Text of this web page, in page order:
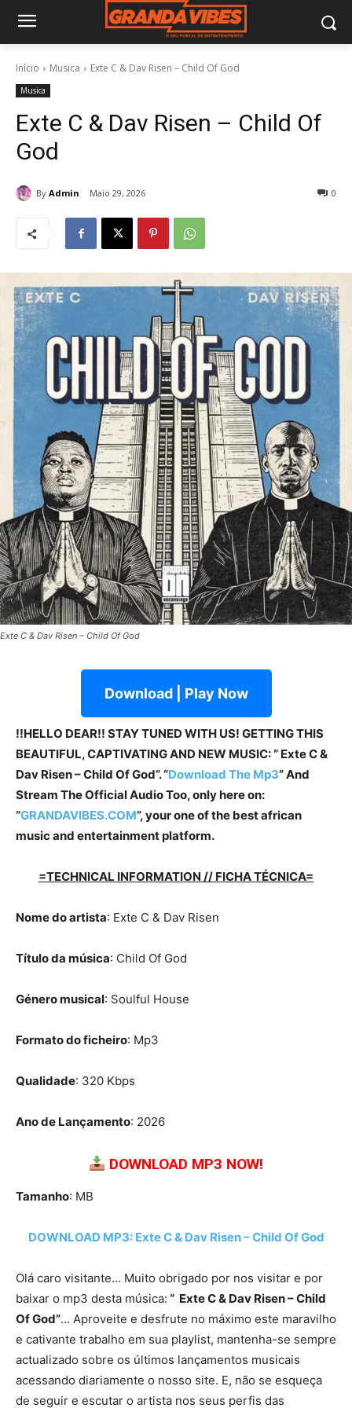
Início Musica Exte C & Dav Risen – Child Of God
Musica
Exte C & Dav Risen – Child Of
God
By Admin Maio 29, 2026 0
Exte C & Dav Risen – Child Of God
Download | Play Now
!!HELLO DEAR!! STAY TUNED WITH US! GETTING THIS
BEAUTIFUL, CAPTIVATING AND NEW MUSIC: “ Exte C &
Dav Risen – Child Of God”. “Download The Mp3”And
Stream The Official Audio Too, only here on:
“GRANDAVIBES.COM”, your one of the best african
music and entertainment platform.
=TECHNICAL INFORMATION // FICHA TÉCNICA=
Nome do artista: Exte C & Dav Risen
Título da música: Child Of God
Género musical: Soulful House
Formato do ficheiro: Mp3
Qualidade: 320 Kbps
Ano de Lançamento: 2026
DOWNLOAD MP3 NOW!
Tamanho: MB
DOWNLOAD MP3: Exte C & Dav Risen – Child Of God
Olá caro visitante… Muito obrigado por nos visitar e por
baixar o mp3 desta música: “ Exte C & Dav Risen – Child
Of God”… Aproveite e desfrute no máximo este maravilho
e cativante trabalho em sua playlist, mantenha-se sempre
actualizado sobre os últimos lançamentos musicais
acessando diariamente o nosso site. E, não se esqueça
de seguir e escutar o artista nos seus perfis das